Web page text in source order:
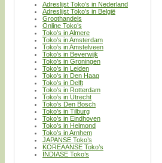
Adreslijst Toko’s in Nederland
Adreslijst Toko’s in België
Groothandels
Online Toko’s
Toko’s in Almere
Toko’s in Amsterdam
Toko’s in Amstelveen
Toko’s in Beverwijk
Toko’s in Groningen
Toko’s in Leiden
Toko’s in Den Haag
Toko’s in Delft
Toko’s in Rotterdam
Toko’s in Utrecht
Toko’s Den Bosch
Toko’s in Tilburg
Toko’s in Eindhoven
Toko’s in Helmond
Toko’s in Arnhem
JAPANSE Toko’s
KOREAANSE Toko’s
INDIASE Toko’s